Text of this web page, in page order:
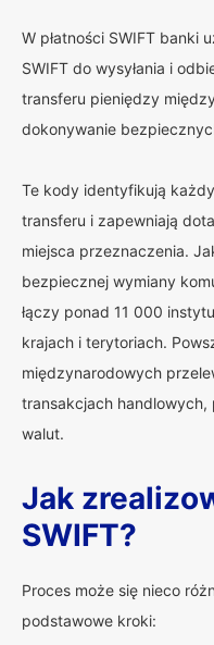
W płatności SWIFT banki
SWIFT do wysyłania i
transferu pieniędzy
dokonywanie
Te kody identyfikują
transferu i zapewniają
miejsca przeznaczenia.
bezpiecznej wymiany
łączy ponad 11 000
krajach i terytoriach.
międzynarodowych
transakcjach
walut.
Jak
SWIFT?
Proces może się nieco
podstawowe kroki: